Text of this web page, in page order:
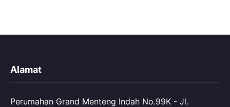
Alamat
Perumahan Grand Menteng Indah No.99K - Jl.